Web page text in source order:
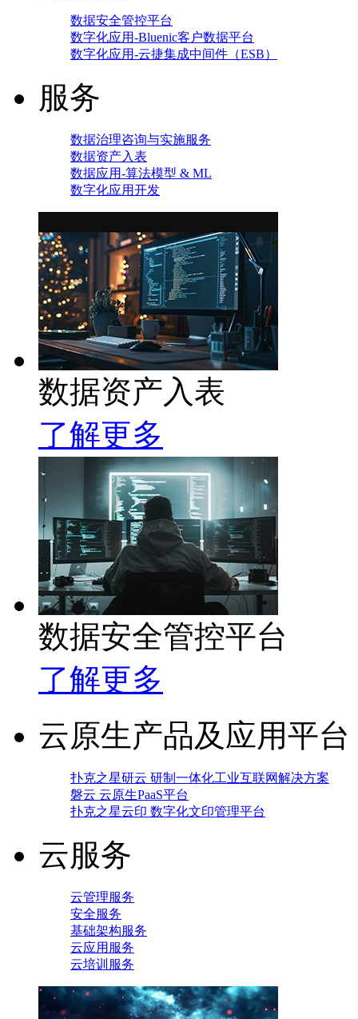
数据安全管控平台
数字化应用-Bluenic客户数据平台
数字化应用-云捷集成中间件（ESB）
服务
数据治理咨询与实施服务
数据资产入表
数据应用-算法模型 & ML
数字化应用开发
数据资产入表
了解更多
数据安全管控平台
了解更多
云原生产品及应用平台
扑克之星研云 研制一体化工业互联网解决方案
磐云 云原生PaaS平台
扑克之星云印 数字化文印管理平台
云服务
云管理服务
安全服务
基础架构服务
云应用服务
云培训服务